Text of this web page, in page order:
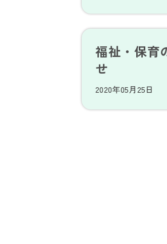
福祉・保育
せ
2020年05月25日